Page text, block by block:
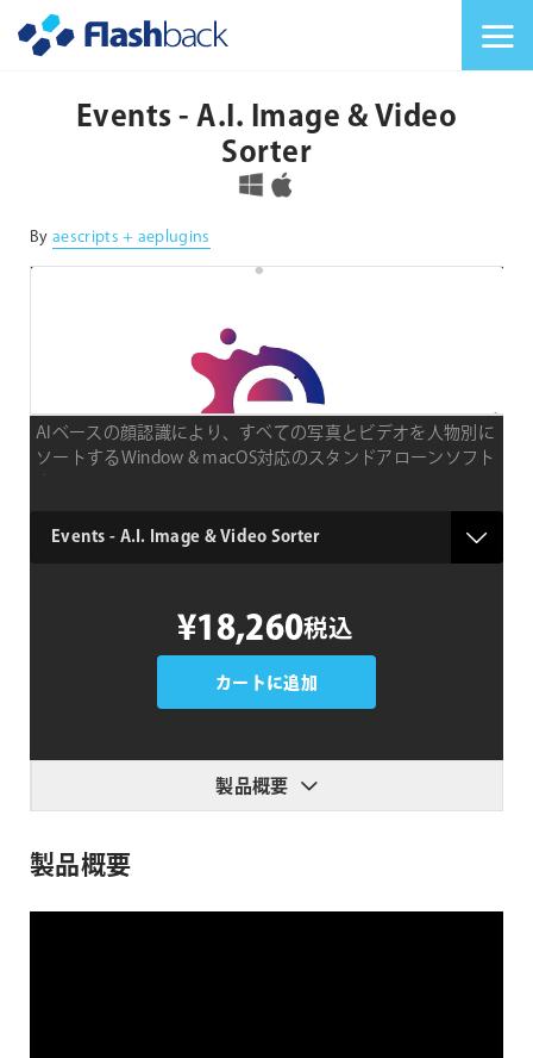
Events - A.I. Image & Video
Sorter
対応OS
By aescripts + aeplugins
AIベースの顔認識により、すべての写真とビデオを人物別に
ソートするWindow & macOS対応のスタンドアローンソフト
type
¥18,260税込
カートに追加
製品概要
製品概要